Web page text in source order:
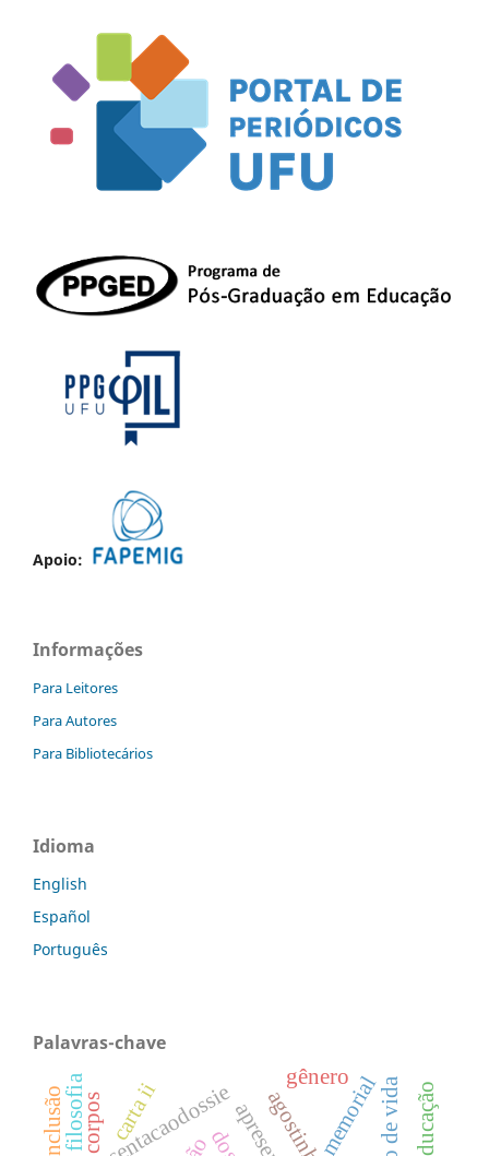
Apoio:
Informações
Para Leitores
Para Autores
Para Bibliotecários
Idioma
English
Español
Português
Palavras-chave
apresentacaodossie
carta ii memorial
corpos
filosofia educação
gênero